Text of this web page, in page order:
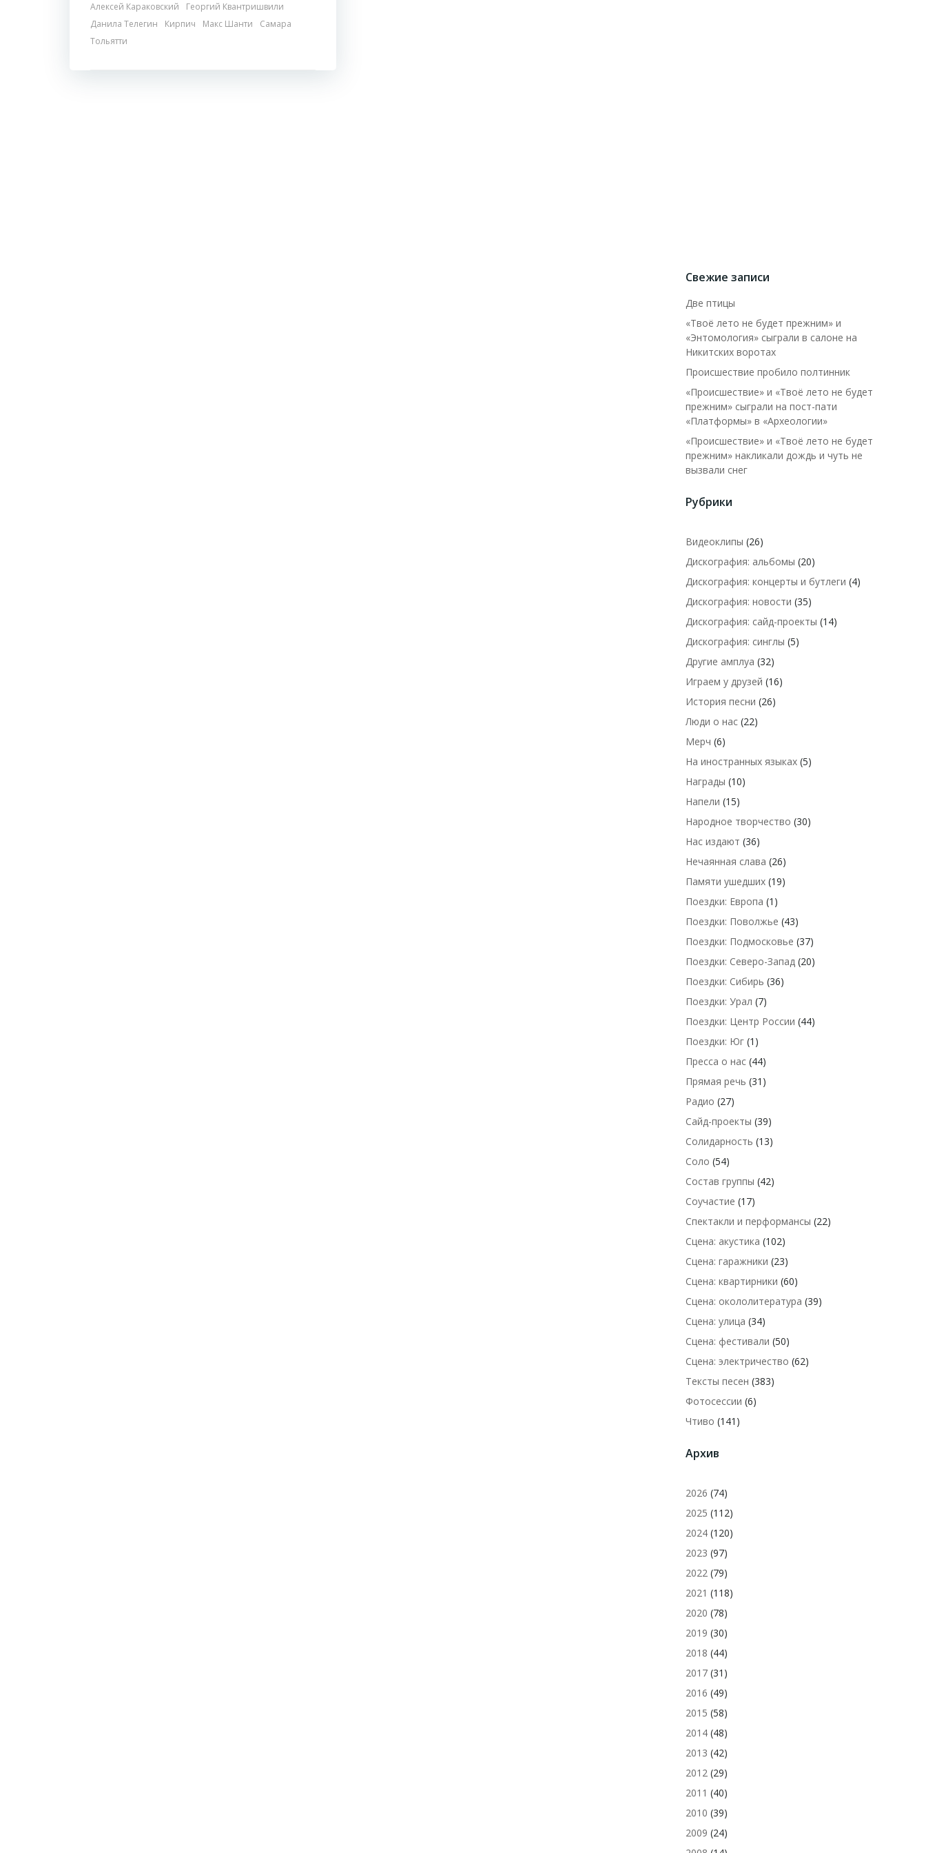
Алексей Караковский
Георгий Квантришвили
Данила Телегин
Кирпич Макс Шанти
Самара
Тольятти
Свежие записи
Две птицы
«Твоё лето не будет прежним» и
«Энтомология» сыграли в салоне на
Никитских воротах
Происшествие пробило полтинник
«Происшествие» и «Твоё лето не будет
прежним» сыграли на пост-пати
«Платформы» в «Археологии»
«Происшествие» и «Твоё лето не будет
прежним» накликали дождь и чуть не
вызвали снег
Рубрики
Видеоклипы (26)
Дискография: альбомы (20)
Дискография: концерты и бутлеги (4)
Дискография: новости (35)
Дискография: сайд-проекты (14)
Дискография: синглы (5)
Другие амплуа (32)
Играем у друзей (16)
История песни (26)
Люди о нас (22)
Мерч (6)
На иностранных языках (5)
Награды (10)
Напели (15)
Народное творчество (30)
Нас издают (36)
Нечаянная слава (26)
Памяти ушедших (19)
Поездки: Европа (1)
Поездки: Поволжье (43)
Поездки: Подмосковье (37)
Поездки: Северо-Запад (20)
Поездки: Сибирь (36)
Поездки: Урал (7)
Поездки: Центр России (44)
Поездки: Юг (1)
Пресса о нас (44)
Прямая речь (31)
Радио (27)
Сайд-проекты (39)
Солидарность (13)
Соло (54)
Состав группы (42)
Соучастие (17)
Спектакли и перформансы (22)
Сцена: акустика (102)
Сцена: гаражники (23)
Сцена: квартирники (60)
Сцена: окололитература (39)
Сцена: улица (34)
Сцена: фестивали (50)
Сцена: электричество (62)
Тексты песен (383)
Фотосессии (6)
Чтиво (141)
Архив
2026 (74)
2025 (112)
2024 (120)
2023 (97)
2022 (79)
2021 (118)
2020 (78)
2019 (30)
2018 (44)
2017 (31)
2016 (49)
2015 (58)
2014 (48)
2013 (42)
2012 (29)
2011 (40)
2010 (39)
2009 (24)